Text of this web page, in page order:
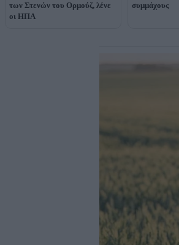
των Στενών του Ορμούζ, λένε
οι ΗΠΑ
συμμάχους